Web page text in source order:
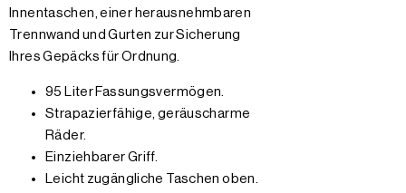
Innentaschen, einer herausnehmbaren
Trennwand und Gurten zur Sicherung
Ihres Gepäcks für Ordnung.
95 Liter Fassungsvermögen.
Strapazierfähige, geräuscharme
Räder.
Einziehbarer Griff.
Leicht zugängliche Taschen oben.